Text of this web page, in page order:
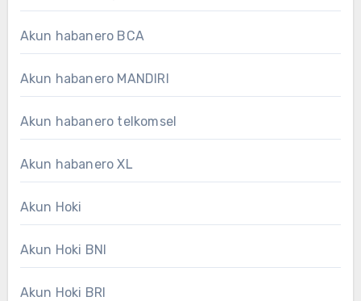
Akun habanero BCA
Akun habanero MANDIRI
Akun habanero telkomsel
Akun habanero XL
Akun Hoki
Akun Hoki BNI
Akun Hoki BRI